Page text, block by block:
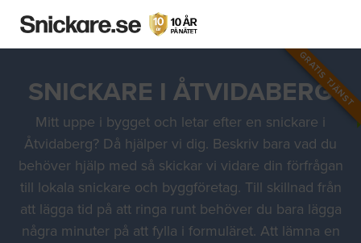
GRATIS TJÄNST
SNICKARE I ÅTVIDABERG
Mitt uppe i bygget och letar efter en snickare i
Åtvidaberg? Då hjälper vi dig. Beskriv bara vad du
behöver hjälp med så skickar vi vidare din förfrågan
till lokala snickare och byggföretag. Till skillnad från
att lägga tid på att ringa runt behöver du bara lägga
några minuter på att fylla i formuläret. Att lämna en